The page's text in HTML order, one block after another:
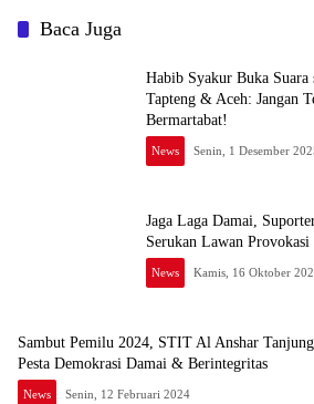
Baca Juga
Habib Syakur Buka Suara
Tapteng & Aceh: Jangan
Bermartabat!
News Senin, 1 Desember
Jaga Laga Damai,
Serukan Lawan Provokasi
News Kamis, 16 Oktober
Sambut Pemilu 2024, STIT Al Anshar
Pesta Demokrasi Damai & Berintegritas
News Senin, 12 Februari 2024